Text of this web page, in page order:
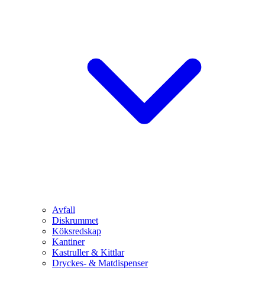
Avfall
Diskrummet
Köksredskap
Kantiner
Kastruller & Kittlar
Dryckes- & Matdispenser